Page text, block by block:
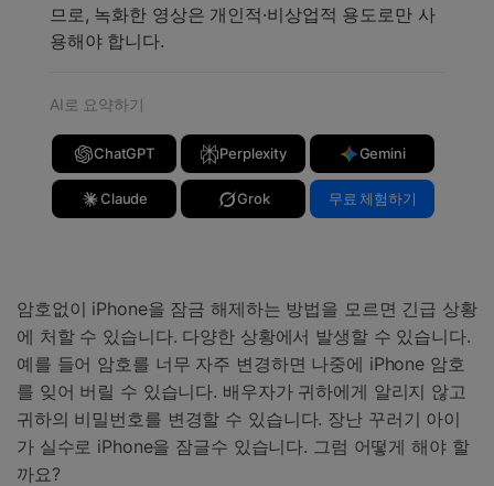
므로, 녹화한 영상은 개인적·비상업적 용도로만 사
용해야 합니다.
AI로 요약하기
ChatGPT Perplexity Gemini
Claude Grok 무료 체험하기
암호없이 iPhone을 잠금 해제하는 방법을 모르면 긴급 상황
에 처할 수 있습니다. 다양한 상황에서 발생할 수 있습니다.
예를 들어 암호를 너무 자주 변경하면 나중에 iPhone 암호
를 잊어 버릴 수 있습니다. 배우자가 귀하에게 알리지 않고
귀하의 비밀번호를 변경할 수 있습니다. 장난 꾸러기 아이
가 실수로 iPhone을 잠글수 있습니다. 그럼 어떻게 해야 할
까요?